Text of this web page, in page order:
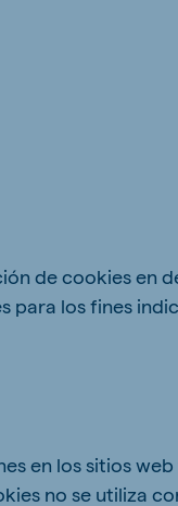
de cookies en
para los fines
en los sitios
no se utiliza